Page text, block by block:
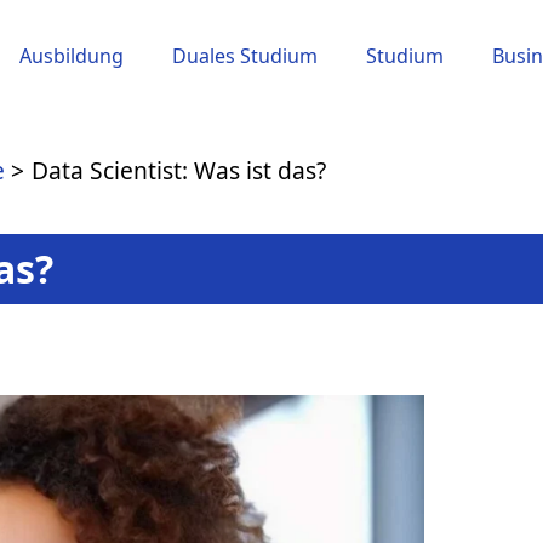
Ausbildung Duales Studium Studium
Data Scientist: Was ist das?